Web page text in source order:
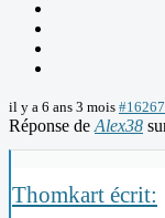
il y a 6 ans 3 mois
Réponse de Alex38
Thomkart écrit: